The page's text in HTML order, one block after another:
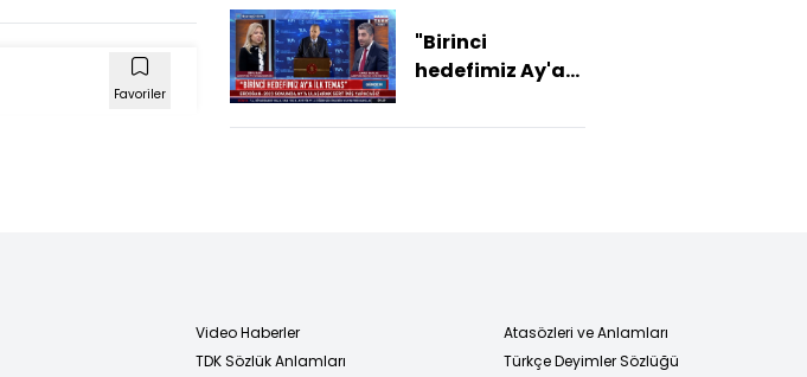
Congresium'da
Favoriler
"Adayımız
Erdoğan'dır"
"Birinci
hedefimiz Ay'a
Video Haberler
TDK Sözlük Anlamları
Atasözleri ve Anlamları
Türkçe Deyimler Sözlüğü